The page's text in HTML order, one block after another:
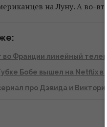
на Луну. А во-
во Франции линейный
Бобе вышел на Netflix в
про Дэвида и